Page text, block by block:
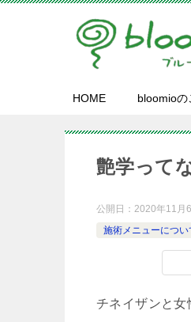
HOME bloomioの
艶学って
公開日： 2020年11月
施術メニューについ
チネイザンと女